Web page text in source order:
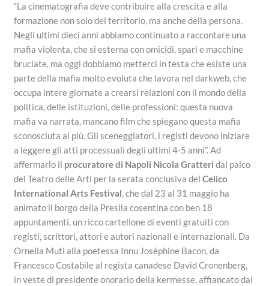
“La cinematografia deve contribuire alla crescita e alla
formazione non solo del territorio, ma anche della persona.
Negli ultimi dieci anni abbiamo continuato a raccontare una
mafia violenta, che si esterna con omicidi, spari e macchine
bruciate, ma oggi dobbiamo metterci in testa che esiste una
parte della mafia molto evoluta che lavora nel darkweb, che
occupa intere giornate a crearsi relazioni con il mondo della
politica, delle istituzioni, delle professioni: questa nuova
mafia va narrata, mancano film che spiegano questa mafia
sconosciuta ai più. Gli sceneggiatori, i registi devono iniziare
a leggere gli atti processuali degli ultimi 4-5 anni”. Ad
affermarlo il procuratore di Napoli Nicola Gratteri dal palco
del Teatro delle Arti per la serata conclusiva delCelico
International Arts Festival, che dal 23 al 31 maggio ha
animato il borgo della Presila cosentina con ben 18
appuntamenti, un ricco cartellone di eventi gratuiti con
registi, scrittori, attori e autori nazionali e internazionali. Da
Ornella Muti alla poetessa Innu Joséphine Bacon, da
Francesco Costabile al regista canadese David Cronenberg,
in veste di presidente onorario della kermesse, affiancato dai